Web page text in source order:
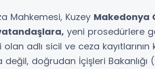
Mahkemesi, Kuzey Makedonya
yeni prosedürlere
olan adlı sicil ve ceza
değil, doğrudan İçişleri Bakanlığı